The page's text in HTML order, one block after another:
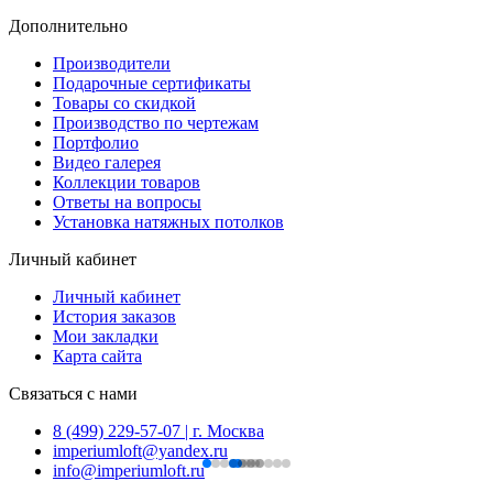
Дополнительно
Производители
Подарочные сертификаты
Товары со скидкой
Производство по чертежам
Портфолио
Видео галерея
Коллекции товаров
Ответы на вопросы
Установка натяжных потолков
Личный кабинет
Личный кабинет
История заказов
Мои закладки
Карта сайта
Связаться с нами
8 (499) 229-57-07 | г. Москва
imperiumloft@yandex.ru
info@imperiumloft.ru